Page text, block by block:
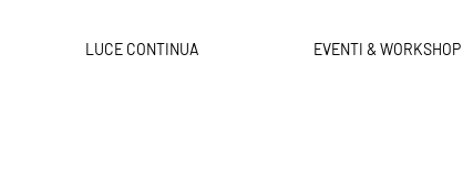
LUCE CONTINUA EVENTI & WORKSHOP